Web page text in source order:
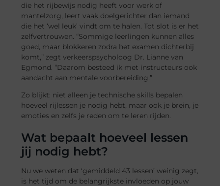
die het rijbewijs nodig heeft voor werk of
mantelzorg, leert vaak doelgerichter dan iemand
die het ‘wel leuk’ vindt om te halen. Tot slot is er het
zelfvertrouwen. “Sommige leerlingen kunnen alles
goed, maar blokkeren zodra het examen dichterbij
komt,” zegt verkeerspsycholoog Dr. Lianne van
Egmond. “Daarom besteed ik met instructeurs ook
aandacht aan mentale voorbereiding.”
Zo blijkt: niet alleen je technische skills bepalen
hoeveel rijlessen je nodig hebt, maar ook je brein, je
emoties en zelfs je reden om te leren rijden.
Wat bepaalt hoeveel lessen
jij nodig hebt?
Nu we weten dat ‘gemiddeld 43 lessen’ weinig zegt,
is het tijd om de belangrijkste invloeden op jouw